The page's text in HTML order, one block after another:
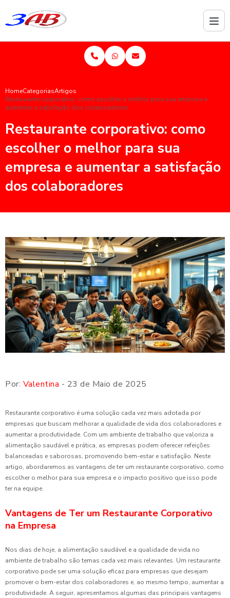
HomeCategoriasArtigos
Restaurante corporativo: como escolher o melhor para sua empresa e
aumentar a satisfação dos colaboradores
Restaurante corporativo: como
escolher o melhor para sua
empresa e aumentar a satisfação
dos colaboradores
Por: Valentina - 23 de Maio de 2025
Restaurante corporativo é uma solução cada vez mais adotada por
empresas que buscam melhorar a qualidade de vida dos colaboradores e
aumentar a produtividade. Com um ambiente de trabalho que valoriza a
alimentação saudável e prática, as empresas podem oferecer refeições
balanceadas e saborosas, promovendo bem-estar e satisfação. Neste
artigo, abordaremos as vantagens de ter um restaurante corporativo, como
escolher o melhor para sua empresa e o impacto positivo que isso pode
ter na equipe.
Vantagens de Ter um Restaurante Corporativo
na Empresa
Nos dias de hoje, a alimentação saudável e a qualidade de vida no
ambiente de trabalho são temas cada vez mais relevantes. Um restaurante
corporativo pode ser uma solução eficaz para empresas que desejam
promover o bem-estar dos colaboradores e, ao mesmo tempo, aumentar a
produtividade. A seguir, apresentamos algumas das principais vantagens